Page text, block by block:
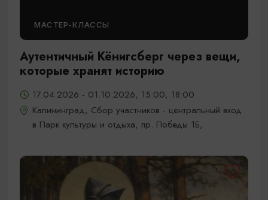
МАСТЕР-КЛАССЫ
Аутентичный Кёнигсберг через вещи,
которые хранят историю
17.04.2026 - 01.10.2026, 15:00, 18:00
Калининград, Сбор участников - центральный вход
в Парк культуры и отдыха, пр. Победы 1Б,